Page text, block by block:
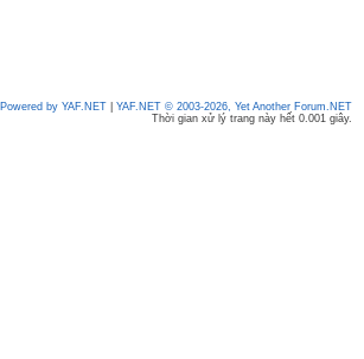
Powered by YAF.NET
YAF.NET © 2003-2026, Yet Another Forum.NET
Thời gian xử lý trang này hết 0.001 giây.